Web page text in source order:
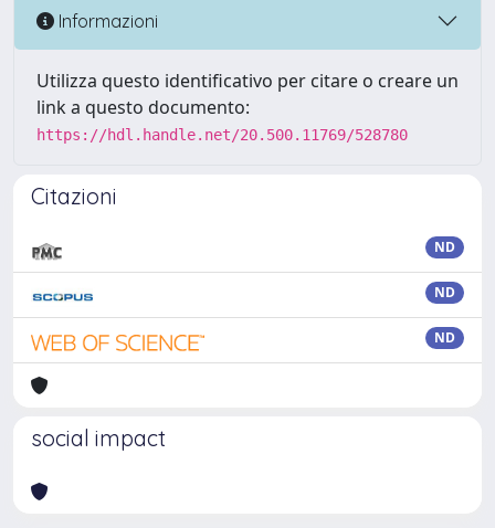
Informazioni
Utilizza questo identificativo per citare o creare un
link a questo documento:
https://hdl.handle.net/20.500.11769/528780
Citazioni
ND
ND
ND
social impact